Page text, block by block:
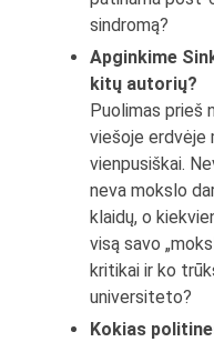
sindromą?
Apginkime
kitų autorių?
Puolimas prieš
viešoje erdvėje
vienpusiškai.
neva mokslo
klaidų, o
visą savo
kritikai ir ko
universiteto?
Kokias